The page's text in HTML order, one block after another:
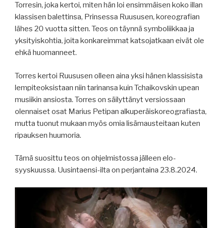
Torresin, joka kertoi, miten hän loi ensimmäisen koko illan
klassisen balettinsa, Prinsessa Ruususen, koreografian
lähes 20 vuotta sitten. Teos on täynnä symboliikkaa ja
yksityiskohtia, joita konkareimmat katsojatkaan eivät ole
ehkä huomanneet.
Torres kertoi Ruususen olleen aina yksi hänen klassisista
lempiteoksistaan niin tarinansa kuin Tchaikovskin upean
musiikin ansiosta. Torres on säilyttänyt versiossaan
olennaiset osat Marius Petipan alkuperäiskoreografiasta,
mutta tuonut mukaan myös omia lisämausteitaan kuten
ripauksen huumoria.
Tämä suosittu teos on ohjelmistossa jälleen elo-
syyskuussa. Uusintaensi-ilta on perjantaina 23.8.2024.